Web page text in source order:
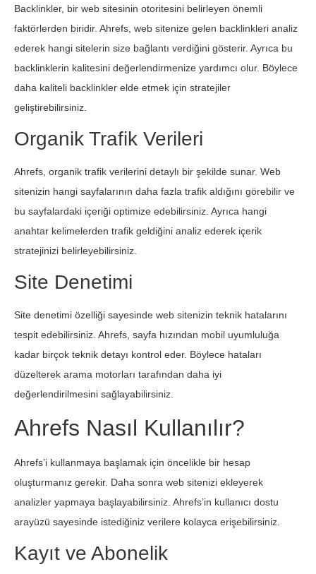
Backlinkler, bir web sitesinin otoritesini belirleyen önemli
faktörlerden biridir. Ahrefs, web sitenize gelen backlinkleri analiz
ederek hangi sitelerin size bağlantı verdiğini gösterir. Ayrıca bu
backlinklerin kalitesini değerlendirmenize yardımcı olur. Böylece
daha kaliteli backlinkler elde etmek için stratejiler
geliştirebilirsiniz.
Organik Trafik Verileri
Ahrefs, organik trafik verilerini detaylı bir şekilde sunar. Web
sitenizin hangi sayfalarının daha fazla trafik aldığını görebilir ve
bu sayfalardaki içeriği optimize edebilirsiniz. Ayrıca hangi
anahtar kelimelerden trafik geldiğini analiz ederek içerik
stratejinizi belirleyebilirsiniz.
Site Denetimi
Site denetimi özelliği sayesinde web sitenizin teknik hatalarını
tespit edebilirsiniz. Ahrefs, sayfa hızından mobil uyumluluğa
kadar birçok teknik detayı kontrol eder. Böylece hataları
düzelterek arama motorları tarafından daha iyi
değerlendirilmesini sağlayabilirsiniz.
Ahrefs Nasıl Kullanılır?
Ahrefs’i kullanmaya başlamak için öncelikle bir hesap
oluşturmanız gerekir. Daha sonra web sitenizi ekleyerek
analizler yapmaya başlayabilirsiniz. Ahrefs’in kullanıcı dostu
arayüzü sayesinde istediğiniz verilere kolayca erişebilirsiniz.
Kayıt ve Abonelik